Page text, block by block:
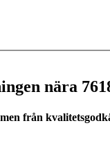
nära
från